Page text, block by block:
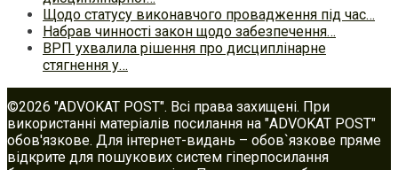
Щодо статусу виконавчого провадження під час…
Набрав чинності закон щодо забезпечення…
ВРП ухвалила рішення про дисциплінарне
стягнення у…
©2026 "ADVOKAT POST". Всі права захищені. При
використанні матеріалів посилання на "ADVOKAT POST"
обов'язкове. Для інтернет-видань – обов`язкове пряме
відкрите для пошукових систем гіперпосилання